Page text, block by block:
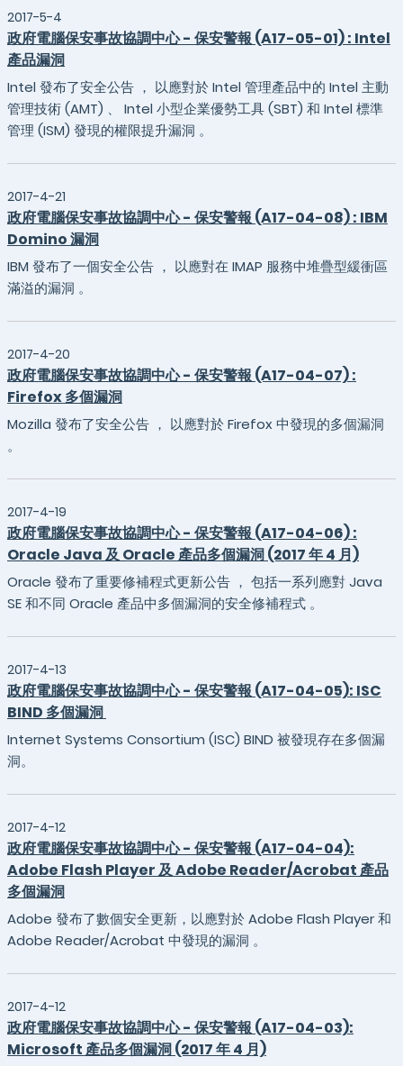
2017-5-4
政府電腦保安事故協調中心 - 保安警報 (A17-05-01) : Intel
產品漏洞
Intel 發布了安全公告 ， 以應對於 Intel 管理產品中的 Intel 主動
管理技術 (AMT) 、 Intel 小型企業優勢工具 (SBT) 和 Intel 標準
管理 (ISM) 發現的權限提升漏洞 。
2017-4-21
政府電腦保安事故協調中心 - 保安警報 (A17-04-08) : IBM
Domino 漏洞
IBM 發布了一個安全公告 ， 以應對在 IMAP 服務中堆疊型緩衝區
滿溢的漏洞 。
2017-4-20
政府電腦保安事故協調中心 - 保安警報 (A17-04-07) :
Firefox 多個漏洞
Mozilla 發布了安全公告 ， 以應對於 Firefox 中發現的多個漏洞
。
2017-4-19
政府電腦保安事故協調中心 - 保安警報 (A17-04-06) :
Oracle Java 及 Oracle 產品多個漏洞 (2017 年 4 月)
Oracle 發布了重要修補程式更新公告 ， 包括一系列應對 Java
SE 和不同 Oracle 產品中多個漏洞的安全修補程式 。
2017-4-13
政府電腦保安事故協調中心 - 保安警報 (A17-04-05): ISC
BIND 多個漏洞
Internet Systems Consortium (ISC) BIND 被發現存在多個漏
洞。
2017-4-12
政府電腦保安事故協調中心 - 保安警報 (A17-04-04):
Adobe Flash Player 及 Adobe Reader/Acrobat 產品
多個漏洞
Adobe 發布了數個安全更新，以應對於 Adobe Flash Player 和
Adobe Reader/Acrobat 中發現的漏洞 。
2017-4-12
政府電腦保安事故協調中心 - 保安警報 (A17-04-03):
Microsoft 產品多個漏洞 (2017 年 4 月)